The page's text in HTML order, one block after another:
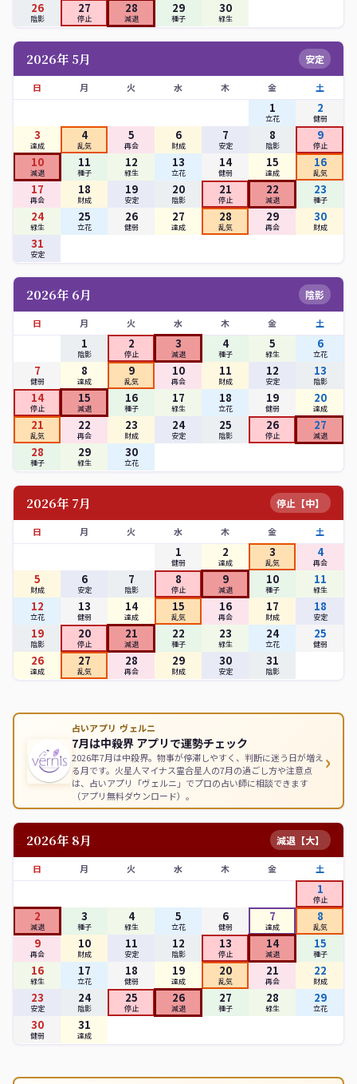
26
陰影
27
停止
28
減退
29
種子
30
緑生
2026年 5月 安定
日 月 火 水 木 金 土
1
立花
2
健弱
3
達成
4
乱気
5
再会
6
財成
7
安定
8
陰影
9
停止
10
減退
11
種子
12
緑生
13
立花
14
健弱
15
達成
16
乱気
17
再会
18
財成
19
安定
20
陰影
21
停止
22
減退
23
種子
24
緑生
25
立花
26
健弱
27
達成
28
乱気
29
再会
30
財成
31
安定
2026年 6月 陰影
日 月 火 水 木 金 土
1
陰影
2
停止
3
減退
4
種子
5
緑生
6
立花
7
健弱
8
達成
9
乱気
10
再会
11
財成
12
安定
13
陰影
14
停止
15
減退
16
種子
17
緑生
18
立花
19
健弱
20
達成
21
乱気
22
再会
23
財成
24
安定
25
陰影
26
停止
27
減退
28
種子
29
緑生
30
立花
2026年 7月 停止【中】
日 月 火 水 木 金 土
1
健弱
2
達成
3
乱気
4
再会
5
財成
6
安定
7
陰影
8
停止
9
減退
10
種子
11
緑生
12
立花
13
健弱
14
達成
15
乱気
16
再会
17
財成
18
安定
19
陰影
20
停止
21
減退
22
種子
23
緑生
24
立花
25
健弱
26
達成
27
乱気
28
再会
29
財成
30
安定
31
陰影
占いアプリ ヴェルニ
7月は中殺界 アプリで運勢チェック
2026年7月は中殺界。物事が停滞しやすく、判断に迷う日が増え
る月です。火星人マイナス霊合星人の7月の過ごし方や注意点
は、占いアプリ「ヴェルニ」でプロの占い師に相談できます
（アプリ無料ダウンロード）。
›
2026年 8月 減退【大】
日 月 火 水 木 金 土
1
停止
2
減退
3
種子
4
緑生
5
立花
6
健弱
7
達成
8
乱気
9
再会
10
財成
11
安定
12
陰影
13
停止
14
減退
15
種子
16
緑生
17
立花
18
健弱
19
達成
20
乱気
21
再会
22
財成
23
安定
24
陰影
25
停止
26
減退
27
種子
28
緑生
29
立花
30
健弱
31
達成